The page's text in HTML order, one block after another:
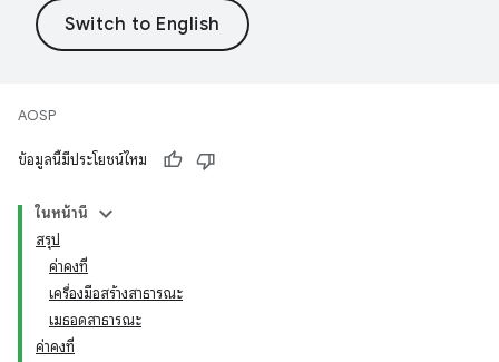
AOSP
ข้อมูลนี้มีประโยชน์ไหม
ในหน้านี้
สรุป
ค่าคงที่
เครื่องมือสร้างสาธารณะ
เมธอดสาธารณะ
ค่าคงที่